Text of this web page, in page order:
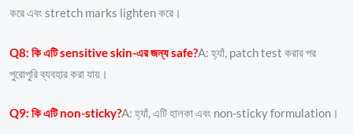
করে এবং stretch marks lighten করে।
Q8: কি এটি sensitive skin-এর জন্য safe?A: হ্যাঁ, patch test করার পর
পুরোপুরি ব্যবহার করা যায়।
Q9: কি এটি non-sticky?A: হ্যাঁ, এটি হালকা এবং non-sticky formulation।